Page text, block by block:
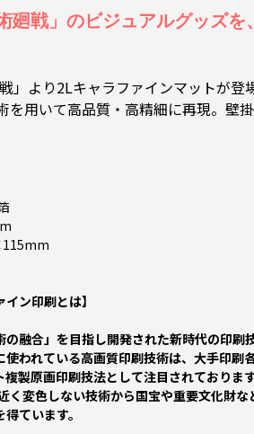
廻戦」のビジュアルグッズを
」より2Lキャラファインマットが登
を用いて高品質・高精細に再現。壁
ン印刷とは】
の融合」を目指し開発された新時代の印刷
使われている高画質印刷技術は、大手印刷
製原画印刷技法として注目されております
く変色しない技術から国宝や重要文化財な
ています。